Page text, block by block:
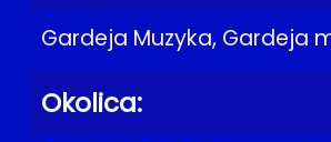
Gardeja Muzyka, Gardeja
Okolica: